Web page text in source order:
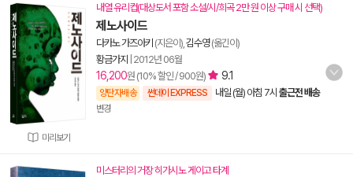
미리보기
내열 유리컵(대상도서 포함 소설/시/희곡 2만 원 이상 구매 시 선택)
제노사이드
다카노 가즈아키 (지은이), 김수영(옮긴이)
황금가지
2012년 06월
16,200원 (10% 할인 / 900원) 9.1
양탄자배송 썬데이 EXPRESS 내일 (월) 아침 7시 출근전 배송
변경
미스터리의 거장 히가시노 게이고 타계